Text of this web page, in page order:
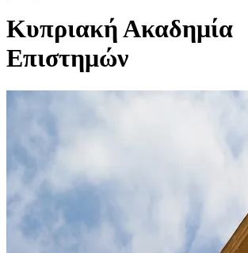
Κυπριακή Ακαδημία
Επιστημών